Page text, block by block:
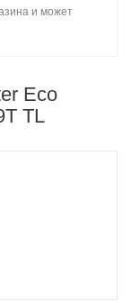
и может
Eco
TL